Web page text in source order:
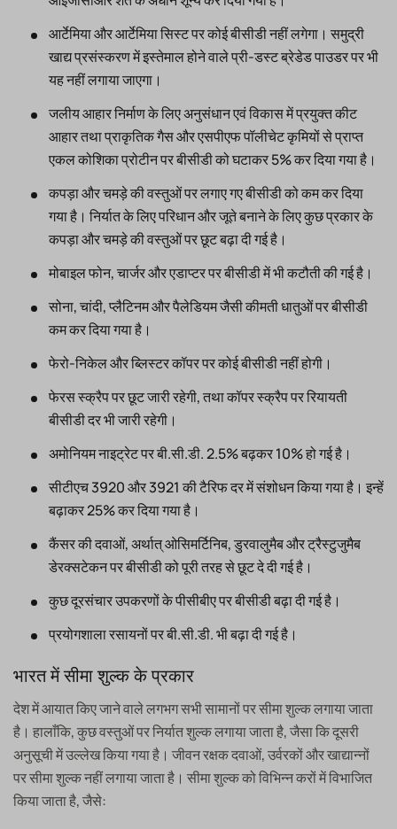
आर्टेमिया और आर्टेमिया सिस्ट पर कोई बीसीडी नहीं लगेगा। समुद्री
खाद्य प्रसंस्करण में इस्तेमाल होने वाले प्री-डस्ट ब्रेडेड पाउडर पर भी
यह नहीं लगाया जाएगा।
जलीय आहार निर्माण के लिए अनुसंधान एवं विकास में प्रयुक्त कीट
आहार तथा प्राकृतिक गैस और एसपीएफ पॉलीचेट कृमियों से प्राप्त
एकल कोशिका प्रोटीन पर बीसीडी को घटाकर 5% कर दिया गया है।
कपड़ा और चमड़े की वस्तुओं पर लगाए गए बीसीडी को कम कर दिया
गया है। निर्यात के लिए परिधान और जूते बनाने के लिए कुछ प्रकार के
कपड़ा और चमड़े की वस्तुओं पर छूट बढ़ा दी गई है।
मोबाइल फोन, चार्जर और एडाप्टर पर बीसीडी में भी कटौती की गई है।
सोना, चांदी, प्लैटिनम और पैलेडियम जैसी कीमती धातुओं पर बीसीडी
कम कर दिया गया है।
फेरो-निकेल और ब्लिस्टर कॉपर पर कोई बीसीडी नहीं होगी।
फेरस स्क्रैप पर छूट जारी रहेगी, तथा कॉपर स्क्रैप पर रियायती
बीसीडी दर भी जारी रहेगी।
अमोनियम नाइट्रेट पर बी.सी.डी. 2.5% बढ़कर 10% हो गई है।
सीटीएच 3920 और 3921 की टैरिफ दर में संशोधन किया गया है। इन्हें
बढ़ाकर 25% कर दिया गया है।
कैंसर की दवाओं, अर्थात् ओसिमर्टिनिब, डुरवालुमैब और ट्रैस्टुजुमैब
डेरक्सटेकन पर बीसीडी को पूरी तरह से छूट दे दी गई है।
कुछ दूरसंचार उपकरणों के पीसीबीए पर बीसीडी बढ़ा दी गई है।
प्रयोगशाला रसायनों पर बी.सी.डी. भी बढ़ा दी गई है।
भारत में सीमा शुल्क के प्रकार
देश में आयात किए जाने वाले लगभग सभी सामानों पर सीमा शुल्क लगाया जाता
है। हालाँकि, कुछ वस्तुओं पर निर्यात शुल्क लगाया जाता है, जैसा कि दूसरी
अनुसूची में उल्लेख किया गया है। जीवन रक्षक दवाओं, उर्वरकों और खाद्यान्नों
पर सीमा शुल्क नहीं लगाया जाता है। सीमा शुल्क को विभिन्न करों में विभाजित
किया जाता है, जैसे: